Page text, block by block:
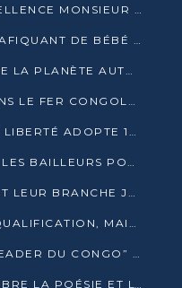
LETTRE OUVERTE A SON EXCELLENCE MONSIEUR DENIS SASSOU NGUESSO, PRESIDENT DE LAREPUBLIQUE DU CONGO
MADINGOU : UN PRÉSUMÉ TRAFIQUANT DE BÉBÉ CHIMPANZÉ FIXÉ SUR SON SORT LE 20 NOVEMBRE
À BELÉM, LE CONGO MOBILISE LA PLANÈTE AUTOUR DU FONDS BLEU POUR LE BASSIN DU CONGO
ULSAN HOLDING INVESTIT DANS LE FER CONGOLAIS
LE CONGRÈS MONDIAL DE LA LIBERTÉ ADOPTE 14 RÉSOLUTIONS HISTORIQUES
COP30 : LA BDEAC MOBILISE LES BAILLEURS POUR LE FONDS BLEU DU BASSIN DU CONGO
LES SOUVERAINISTES LANCENT LEUR BRANCHE JEUNE À BRAZZAVILLE
L’AS OTOHO, UN CLUB, UNE QUALIFICATION, MAIS ENCORE DES DOUTES
L’ONG BUTTERFLY SACRÉE “LEADER DU CONGO” AU PRIX D’EXCELLENCE 2025
STIVEN MAGE MAKANGA CÉLÈBRE LA POÉSIE ET L’HUMAIN AVEC SON RECUEIL “HECTARE”